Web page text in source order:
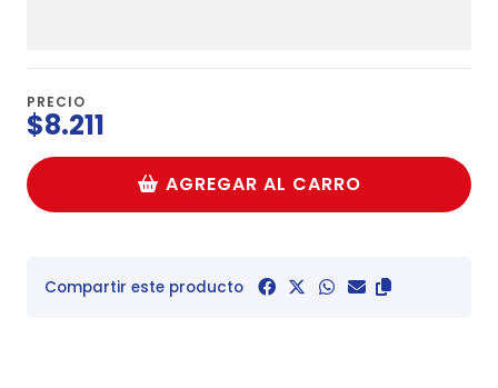
PRECIO
$8.211
AGREGAR AL CARRO
Compartir este producto